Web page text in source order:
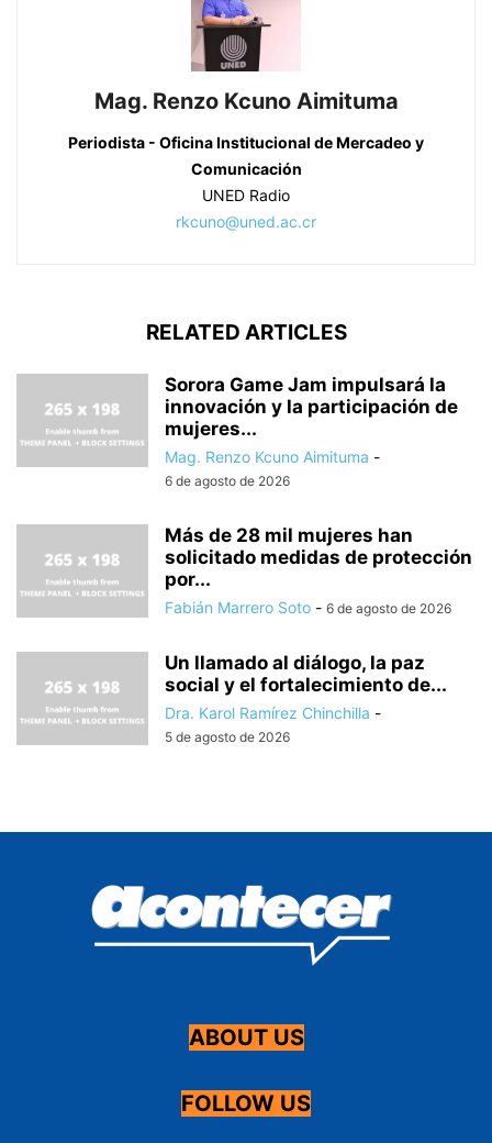
Mag. Renzo Kcuno Aimituma
Periodista - Oficina Institucional de Mercadeo y
Comunicación
UNED Radio
rkcuno@uned.ac.cr
RELATED ARTICLES
Sorora Game Jam impulsará la
innovación y la participación de
mujeres...
Mag. Renzo Kcuno Aimituma -
6 de agosto de 2026
Más de 28 mil mujeres han
solicitado medidas de protección
por...
Fabián Marrero Soto - 6 de agosto de 2026
Un llamado al diálogo, la paz
social y el fortalecimiento de...
Dra. Karol Ramírez Chinchilla -
5 de agosto de 2026
ABOUT US
FOLLOW US